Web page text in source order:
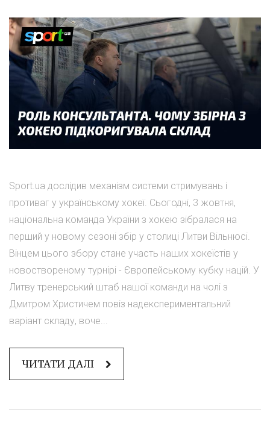
Sport.ua дослідив механізм системи стримувань і
противаг у українському хокеї. Сьогодні, 3 жовтня,
національна команда України з хокею зібралася на
перший у новому сезоні збір у столиці Литви Вільнюсі.
Вінцем цього збору стане участь наших хокеїстів у
новоствореному турнірі - Європейському кубку націй. У
Литву тренерський штаб нашої команди на чолі з
Дмитром Христичем повіз надекспериментальний
варіант складу, воче...
ЧИТАТИ ДАЛІ